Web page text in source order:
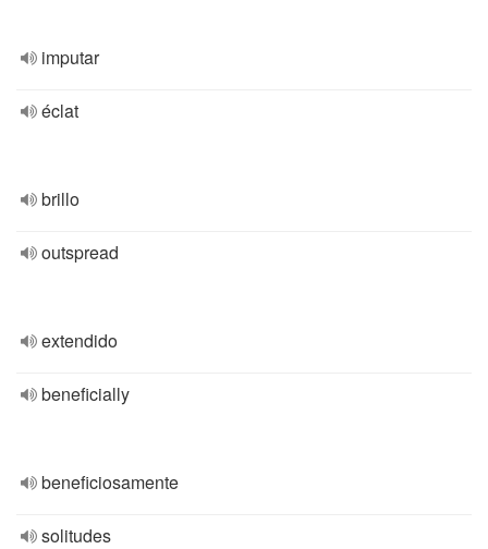
imputar
éclat
brillo
outspread
extendido
beneficially
beneficiosamente
solitudes